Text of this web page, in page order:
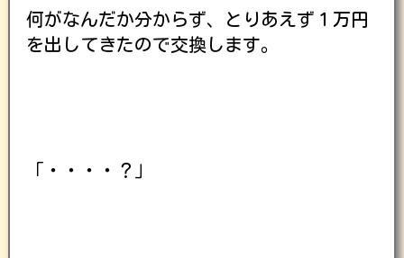
何がなんだか分からず、とりあえず１万円
を出してきたので交換します。
「・・・・？」